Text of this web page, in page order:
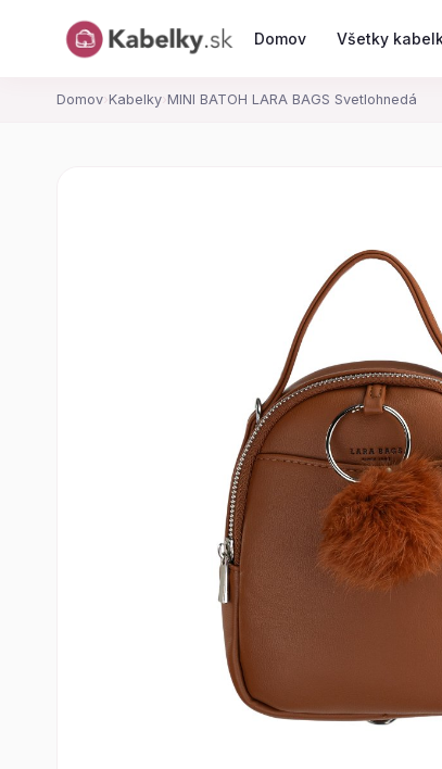
Domov Všetky
Domov› Kabelky› MINI BATOH LARA BAGS Svetlohnedá